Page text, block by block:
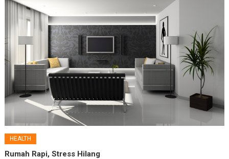
HEALTH
Rumah Rapi, Stress Hilang